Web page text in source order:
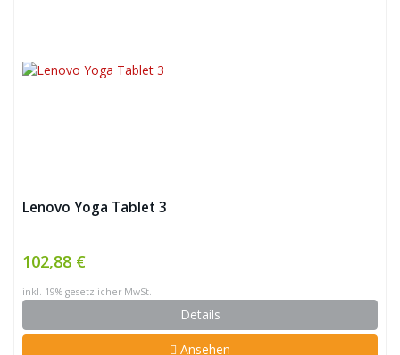
Lenovo Yoga Tablet 3
102,88 €
inkl. 19% gesetzlicher MwSt.
Details
Ansehen